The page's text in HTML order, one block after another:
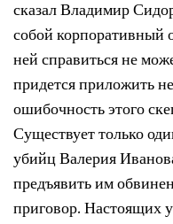
сказал Владимир
собой корпоративный
ней справиться не
придется приложить
ошибочность этого
Существует только
убийц Валерия
предъявить им
приговор. Настоящих